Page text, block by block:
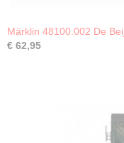
Märklin 48100.002 De
€ 62,95